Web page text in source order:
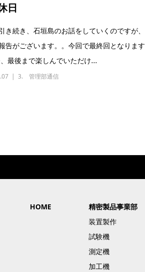
日
き続き、石垣島のお話をしていくのですが、
告がございます。。今回で最終回となります
最後まで楽しんでいただけ...
3. 管理部通信
HOME
精密製品事業部
装置製作
試験機
測定機
加工機